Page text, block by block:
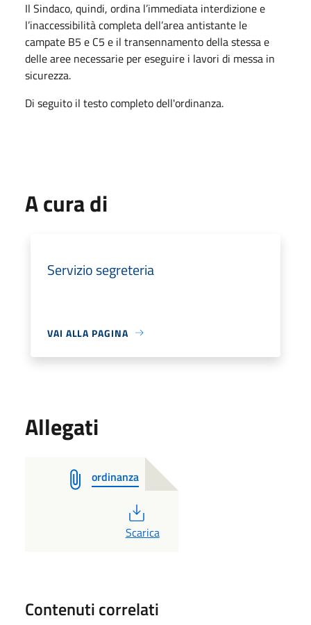
Il Sindaco, quindi, ordina l’immediata interdizione e
l’inaccessibilità completa dell’area antistante le
campate B5 e C5 e il transennamento della stessa e
delle aree necessarie per eseguire i lavori di messa in
sicurezza.
Di seguito il testo completo dell'ordinanza.
A cura di
Servizio segreteria
VAI ALLA PAGINA
Allegati
ordinanza
PDF
Scarica
Contenuti correlati